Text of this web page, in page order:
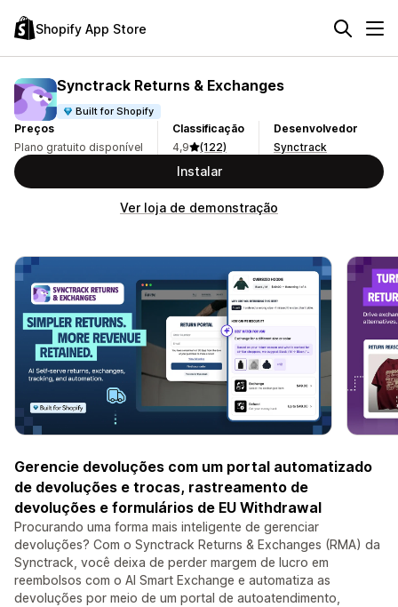
Shopify App Store
Synctrack Returns & Exchanges
Built for Shopify
Preços
Plano gratuito disponível
Classificação
4,9
(122)
Desenvolvedor
Synctrack
Instalar
Ver loja de demonstração
Gerencie devoluções com um portal automatizado
de devoluções e trocas, rastreamento de
devoluções e formulários de EU Withdrawal
Procurando uma forma mais inteligente de gerenciar
devoluções? Com o Synctrack Returns & Exchanges (RMA) da
Synctrack, você deixa de perder margem de lucro em
reembolsos com o AI Smart Exchange e automatiza as
devoluções por meio de um portal de autoatendimento,